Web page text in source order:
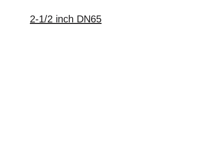
2-1/2 inch DN65